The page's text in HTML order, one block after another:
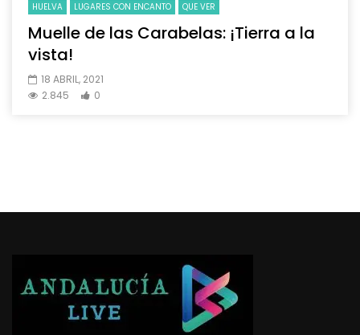
HUELVA LUGARES CON ENCANTO QUE VER
Muelle de las Carabelas: ¡Tierra a la
vista!
18 ABRIL, 2021
2.845
0